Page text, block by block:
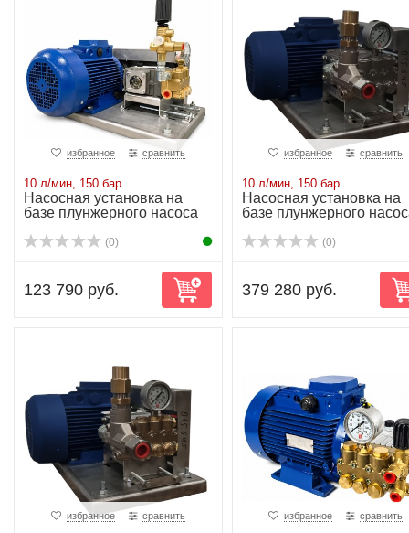
избранное сравнить
10 л/мин, 150 бар
Насосная установка на
базе плунжерного насоса
(0)
123 790 руб.
избранное сравнить
10 л/мин, 150 бар
Насосная установка на
базе плунжерного
(0)
379 280 руб.
избранное сравнить избранное сравнить